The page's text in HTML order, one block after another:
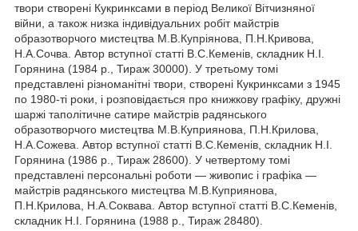
твори створені Кукринксами в період Великої Вітчизняної
війни, а також низка індивідуальних робіт майстрів
образотворчого мистецтва М.В.Купріянова, П.Н.Кривова,
Н.А.Сочва. Автор вступної статті В.С.Кеменів, складник Н.І.
Горянина (1984 р., Тираж 30000). У третьому томі
представлені різноманітні твори, створені Кукринксами з 1945
по 1980-ті роки, і розповідається про книжкову графіку, дружні
шаржі таполітичне сатире майстрів радянського
образотворчого мистецтва М.В.Куприянова, П.Н.Крилова,
Н.А.Сожева. Автор вступної статті В.С.Кеменів, складник Н.І.
Горянина (1986 р., Тираж 28600). У четвертому томі
представлені персональні роботи — живопис і графіка —
майстрів радянського мистецтва М.В.Куприянова,
П.Н.Крилова, Н.А.Соквава. Автор вступної статті В.С.Кеменів,
складник Н.І. Горянина (1988 р., Тираж 28480).